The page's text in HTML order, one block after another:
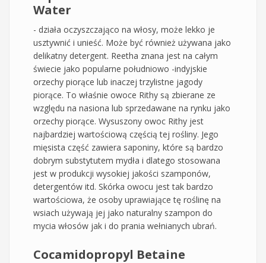
Water
- działa oczyszczająco na włosy, może lekko je
usztywnić i unieść. Może być również używana jako
delikatny detergent. Reetha znana jest na całym
świecie jako popularne południowo -indyjskie
orzechy piorące lub inaczej trzylistne jagody
piorące. To właśnie owoce Rithy są zbierane ze
względu na nasiona lub sprzedawane na rynku jako
orzechy piorące. Wysuszony owoc Rithy jest
najbardziej wartościową częścią tej rośliny. Jego
mięsista część zawiera saponiny, które są bardzo
dobrym substytutem mydła i dlatego stosowana
jest w produkcji wysokiej jakości szamponów,
detergentów itd. Skórka owocu jest tak bardzo
wartościowa, że osoby uprawiające tę roślinę na
wsiach używają jej jako naturalny szampon do
mycia włosów jak i do prania wełnianych ubrań.
Cocamidopropyl Betaine